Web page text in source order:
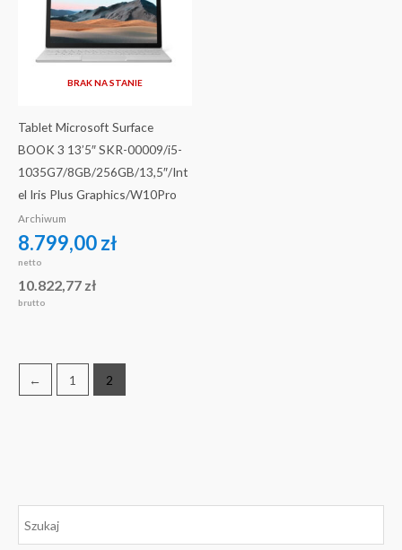
ee
BRAK NA STANIE
Tablet Microsoft Surface
BOOK 3 13’5″ SKR-00009/i5-
1035G7/8GB/256GB/13,5″/Int
el Iris Plus Graphics/W10Pro
Archiwum
8.799,00zł
netto
10.822,77 zł
brutto
← 1 2